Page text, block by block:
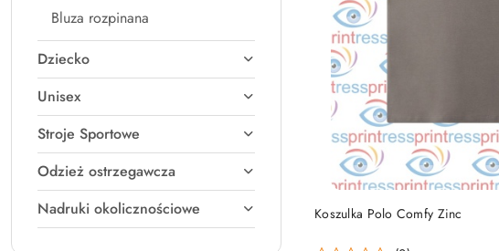
Bluza rozpinana
Dziecko
Unisex
Stroje Sportowe
Odzież ostrzegawcza
Nadruki okolicznościowe
Koszulka Polo Comfy ZincDO KOSZYKA